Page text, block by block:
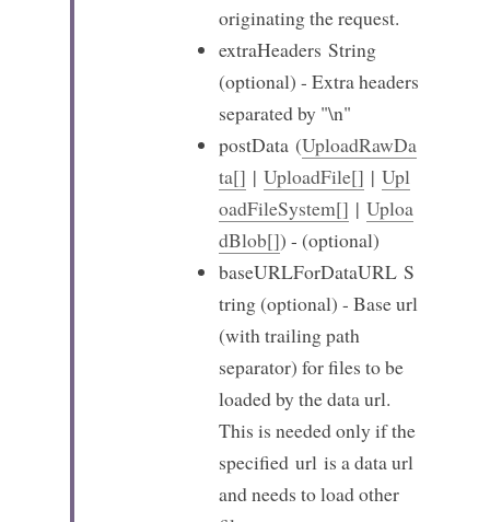
originating the request.
extraHeaders String
(optional) - Extra headers
separated by "\n"
postData (UploadRawDa
ta[] | UploadFile[] | Upl
oadFileSystem[] | Uploa
dBlob[]) - (optional)
baseURLForDataURL S
tring (optional) - Base url
(with trailing path
separator) for files to be
loaded by the data url.
This is needed only if the
specified url is a data url
and needs to load other